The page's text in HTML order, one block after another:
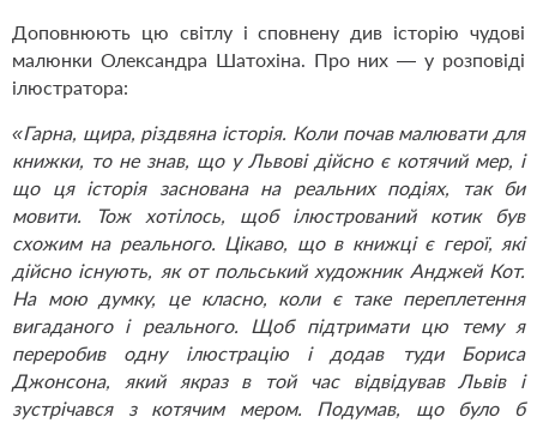
Доповнюють цю світлу і сповнену див історію чудові
малюнки Олександра Шатохіна. Про них — у розповіді
ілюстратора:
«Гарна, щира, різдвяна історія. Коли почав малювати для
книжки, то не знав, що у Львові дійсно є котячий мер, і
що ця історія заснована на реальних подіях, так би
мовити. Тож хотілось, щоб ілюстрований котик був
схожим на реального. Цікаво, що в книжці є герої, які
дійсно існують, як от польський художник Анджей Кот.
На мою думку, це класно, коли є таке переплетення
вигаданого і реального. Щоб підтримати цю тему я
переробив одну ілюстрацію і додав туди Бориса
Джонсона, який якраз в той час відвідував Львів і
зустрічався з котячим мером. Подумав, що було б